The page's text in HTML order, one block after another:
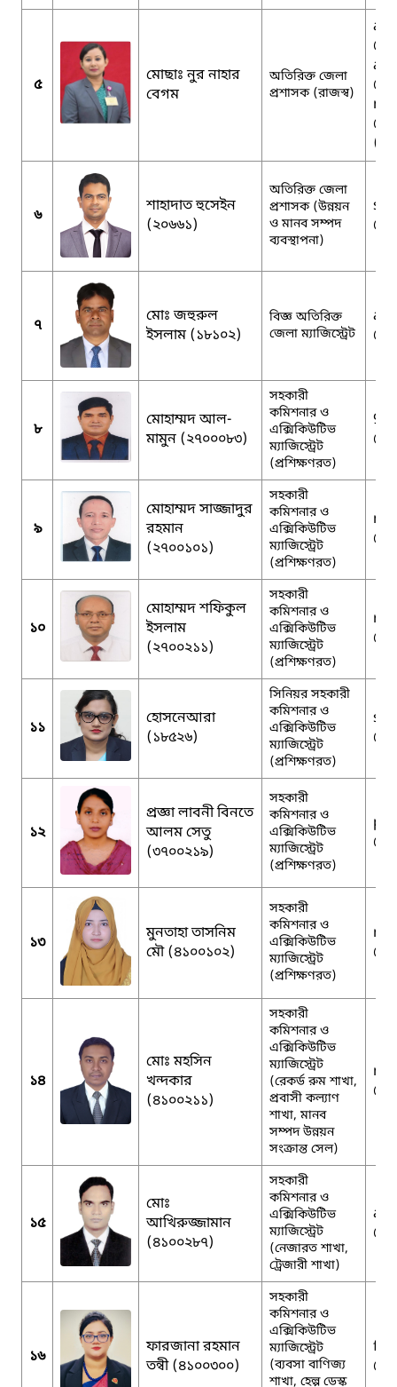
৫
মোছাঃ নুর নাহার
বেগম
অতিরিক্ত জেলা
প্রশাসক (রাজস্ব)
৬
শাহাদাত হুসেইন
(২০৬৬১)
অতিরিক্ত জেলা
প্রশাসক (উন্নয়ন
ও মানব সম্পদ
ব্যবস্থাপনা)
৭
মোঃ জহুরুল
ইসলাম (১৮১০২)
বিজ্ঞ অতিরিক্ত
জেলা ম্যাজিস্ট্রেট
৮
মোহাম্মদ আল-
মামুন (২৭০০০৮৩)
সহকারী
কমিশনার ও
এক্সিকিউটিভ
ম্যাজিস্ট্রেট
(প্রশিক্ষণরত)
৯
মোহাম্মদ সাজ্জাদুর
রহমান
(২৭০০১০১)
সহকারী
কমিশনার ও
এক্সিকিউটিভ
ম্যাজিস্ট্রেট
(প্রশিক্ষণরত)
১০
মোহাম্মদ শফিকুল
ইসলাম
(২৭০০২১১)
সহকারী
কমিশনার ও
এক্সিকিউটিভ
ম্যাজিস্ট্রেট
(প্রশিক্ষণরত)
১১
হোসনেআরা
(১৮৫২৬)
সিনিয়র সহকারী
কমিশনার ও
এক্সিকিউটিভ
ম্যাজিস্ট্রেট
(প্রশিক্ষণরত)
১২
প্রজ্ঞা লাবনী বিনতে
আলম সেতু
(৩৭০০২১৯)
সহকারী
কমিশনার ও
এক্সিকিউটিভ
ম্যাজিস্ট্রেট
(প্রশিক্ষণরত)
১৩
মুনতাহা তাসনিম
মৌ (৪১০০১০২)
সহকারী
কমিশনার ও
এক্সিকিউটিভ
ম্যাজিস্ট্রেট
(প্রশিক্ষণরত)
১৪
মোঃ মহসিন
খন্দকার
(৪১০০২১১)
সহকারী
কমিশনার ও
এক্সিকিউটিভ
ম্যাজিস্ট্রেট
(রেকর্ড রুম শাখা,
প্রবাসী কল্যাণ
শাখা, মানব
সম্পদ উন্নয়ন
সংক্রান্ত সেল)
১৫
মোঃ
আখিরুজ্জামান
(৪১০০২৮৭)
সহকারী
কমিশনার ও
এক্সিকিউটিভ
ম্যাজিস্ট্রেট
(নেজারত শাখা,
ট্রেজারী শাখা)
১৬
ফারজানা রহমান
তন্বী (৪১০০৩০০)
সহকারী
কমিশনার ও
এক্সিকিউটিভ
ম্যাজিস্ট্রেট
(ব্যবসা বাণিজ্য
শাখা, হেল্প ডেস্ক